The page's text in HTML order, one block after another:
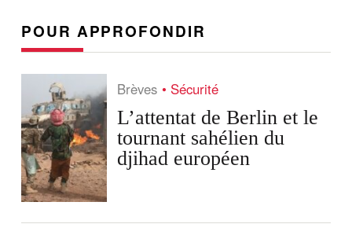
POUR APPROFONDIR
Brèves Sécurité
L’attentat de Berlin et le
tournant sahélien du
djihad européen